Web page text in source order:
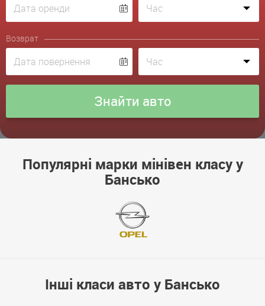
Возврат
Популярні марки мінівен класу у
Бансько
Інші класи авто у Бансько